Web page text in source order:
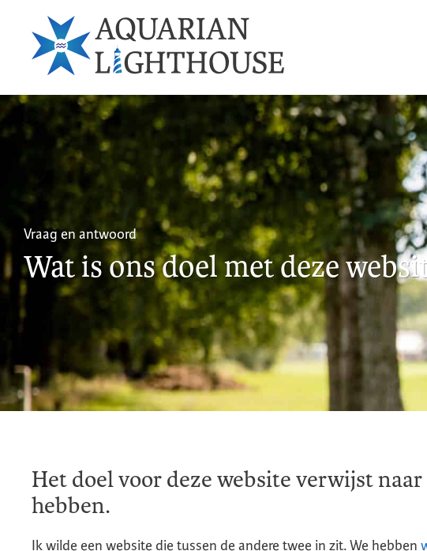
Vraag en antwoord
Wat is ons doel met deze
Het doel voor deze website verwijst
hebben.
Ik wilde een website die tussen de andere twee in zit. We hebben